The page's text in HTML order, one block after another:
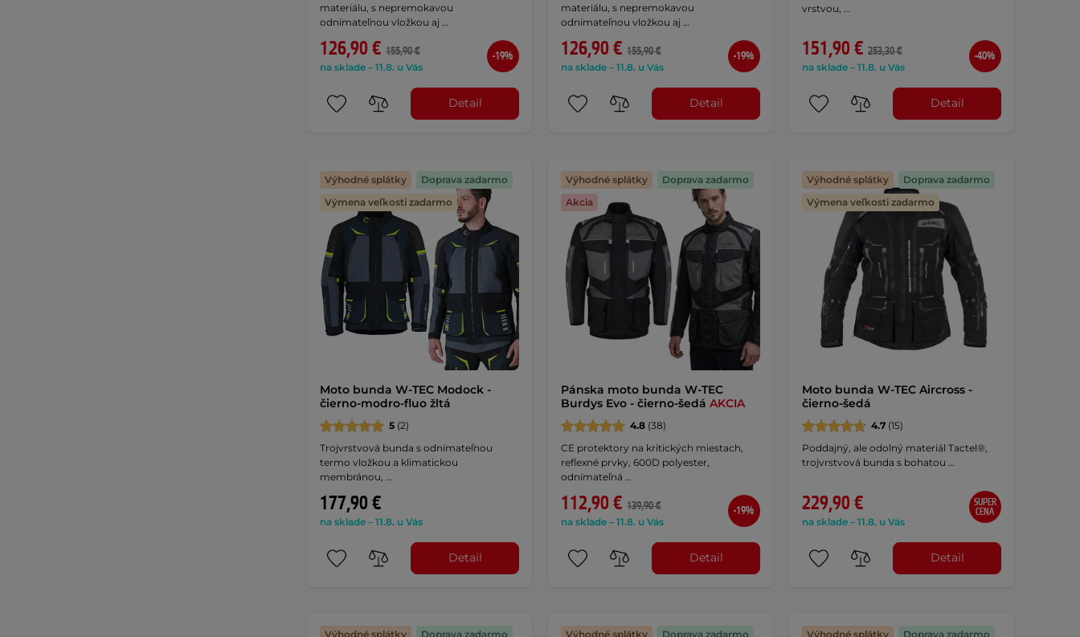
materiálu, s nepremokavou
odnímateľnou vložkou aj …
126,90 € 155,90 €
na sklade – 11.8. u Vás
-19%
Detail
materiálu, s nepremokavou
odnímateľnou vložkou aj …
126,90 € 155,90 €
na sklade – 11.8. u Vás
-19%
Detail
vrstvou, …
151,90 € 253,30 €
na sklade – 11.8. u Vás
-40%
Detail
Výhodné splátky
Doprava zadarmo
Výmena veľkosti zadarmo
Moto bunda W-TEC Modock -
čierno-modro-fluo žltá
5 (2)
Trojvrstvová bunda s odnímateľnou
termo vložkou a klimatickou
membránou, …
177,90 €
na sklade – 11.8. u Vás
Detail
Výhodné splátky
Doprava zadarmo
Akcia
Pánska moto bunda W-TEC
Burdys Evo - čierno-šedá AKCIA
4.8(38)
CE protektory na kritických miestach,
reflexné prvky, 600D polyester,
odnímateľná …
112,90 € 139,90 €
na sklade – 11.8. u Vás
-19%
Detail
Výhodné splátky
Doprava zadarmo
Výmena veľkosti zadarmo
Moto bunda W-TEC Aircross -
čierno-šedá
4.7(15)
Poddajný, ale odolný materiál Tactel®,
trojvrstvová bunda s bohatou …
229,90 €
na sklade – 11.8. u Vás
SUPER
CENA
Detail
Výhodné splátky Doprava zadarmo Výhodné splátky Doprava zadarmo Výhodné splátky Doprava zadarmo